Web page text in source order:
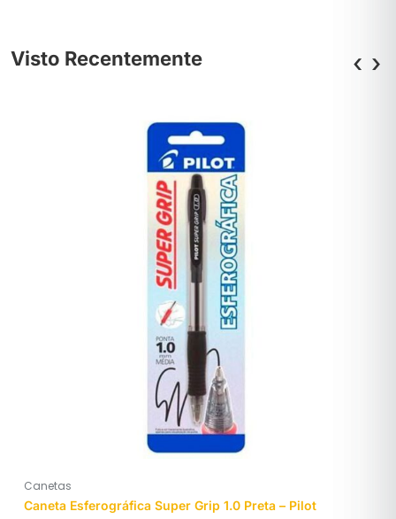
Visto Recentemente
Canetas
Caneta Esferográfica Super Grip 1.0 Preta – Pilot
‹ ›